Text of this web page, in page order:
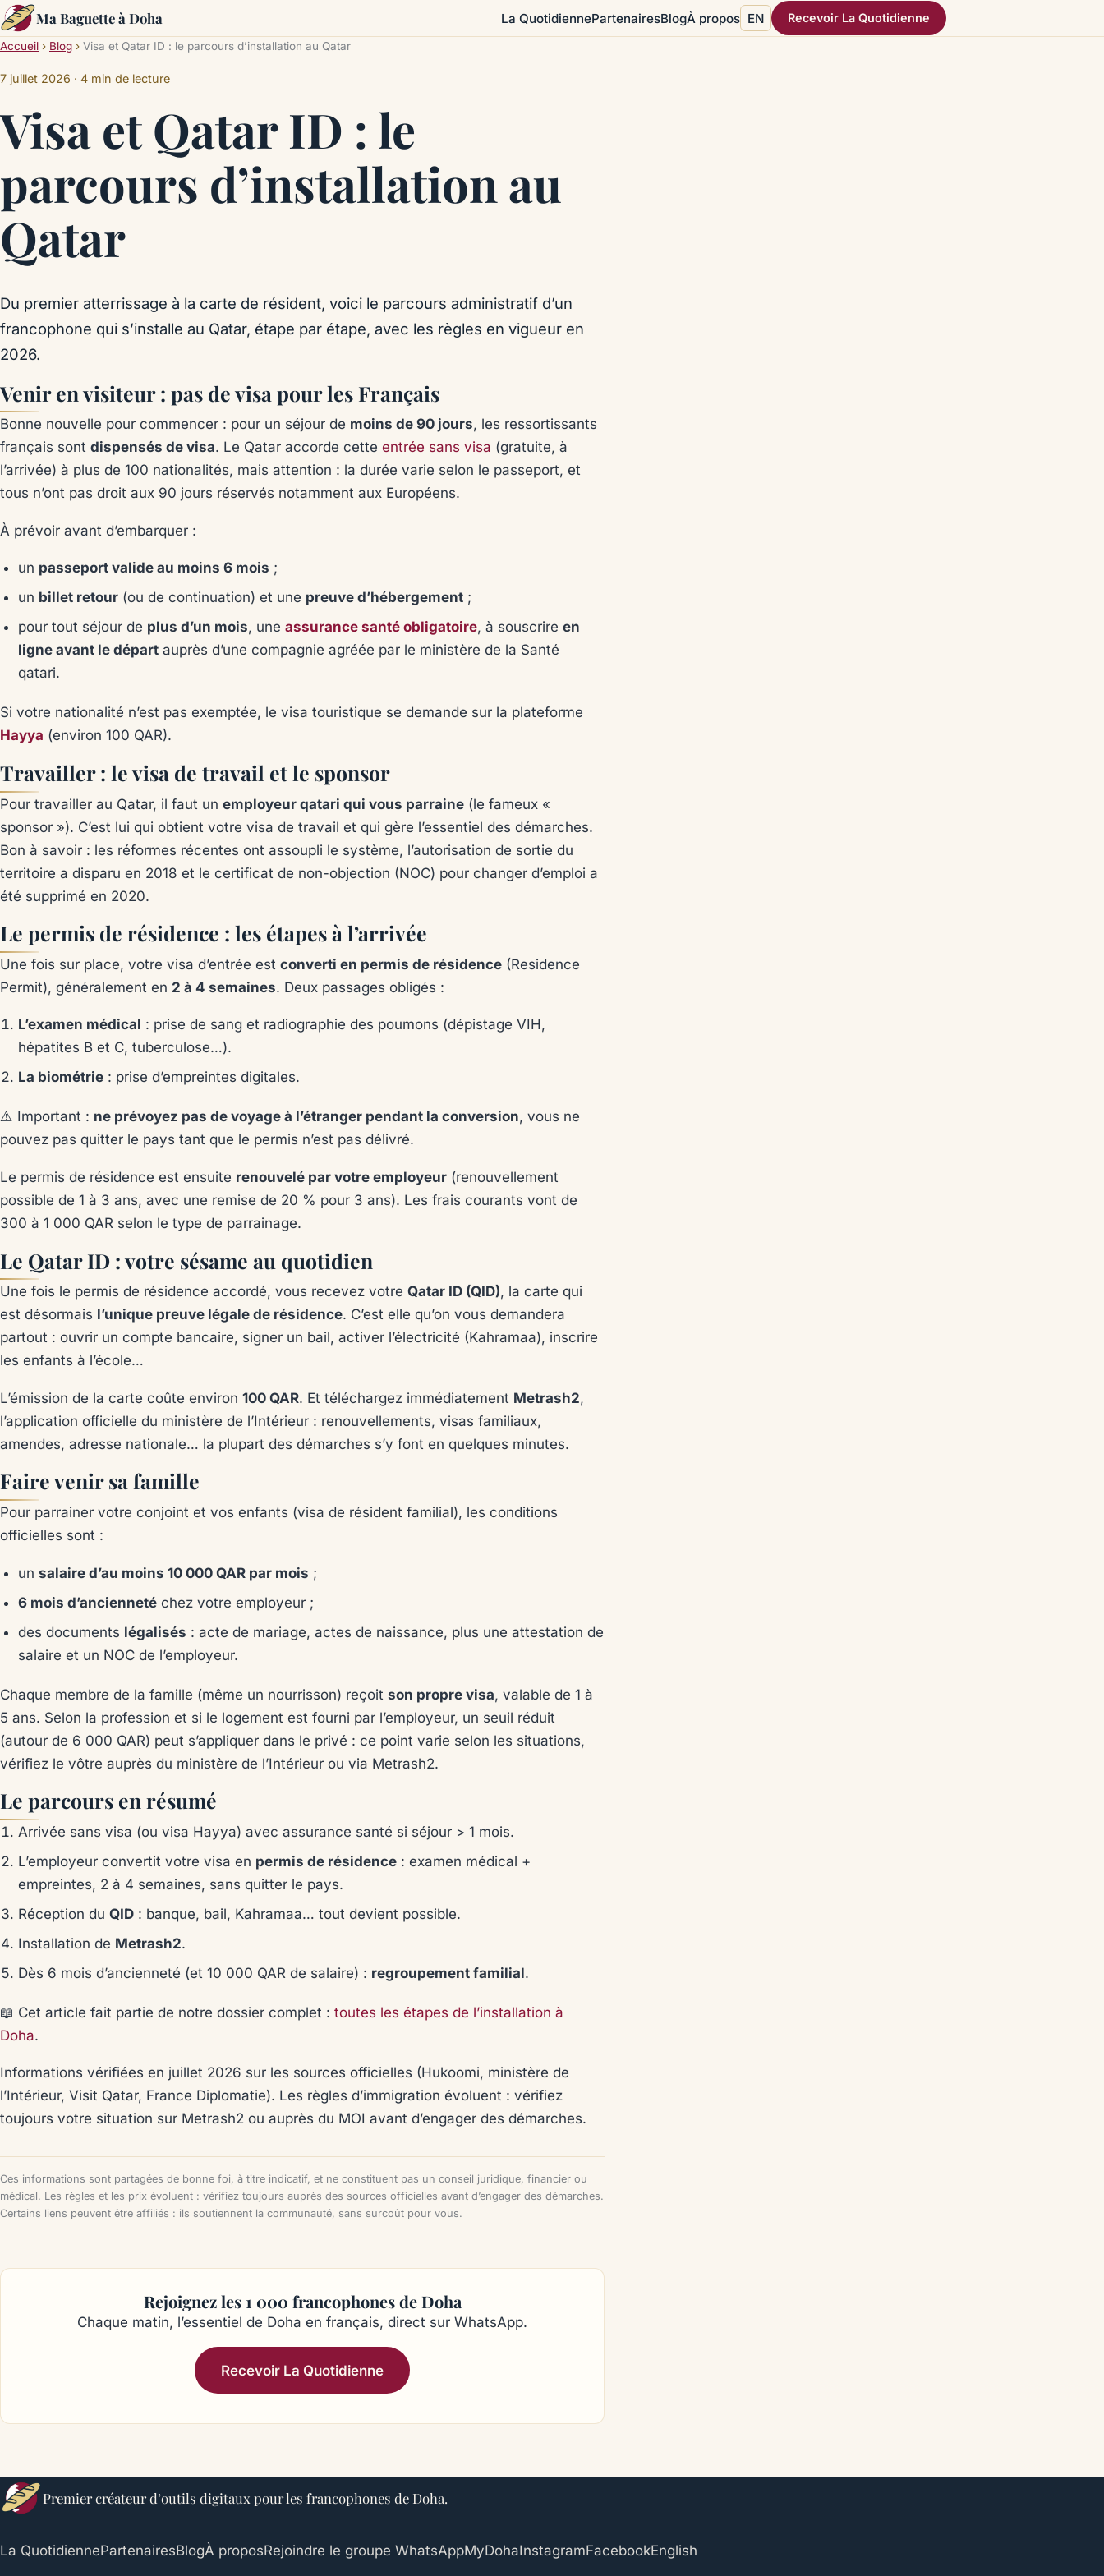
Ma Baguette à Doha La QuotidiennePartenairesBlogÀ propos EN Recevoir La Quotidienne
Accueil › Blog › Visa et Qatar ID : le parcours d’installation au Qatar
7 juillet 2026 · 4 min de lecture
Visa et Qatar ID : le
parcours d’installation au
Qatar
Du premier atterrissage à la carte de résident, voici le parcours administratif d’un
francophone qui s’installe au Qatar, étape par étape, avec les règles en vigueur en
2026.
Venir en visiteur : pas de visa pour les Français
Bonne nouvelle pour commencer : pour un séjour de moins de 90 jours, les ressortissants
français sont dispensés de visa. Le Qatar accorde cette entrée sans visa (gratuite, à
l’arrivée) à plus de 100 nationalités, mais attention : la durée varie selon le passeport, et
tous n’ont pas droit aux 90 jours réservés notamment aux Européens.
À prévoir avant d’embarquer :
un passeport valide au moins 6 mois ;
un billet retour (ou de continuation) et une preuve d’hébergement ;
pour tout séjour de plus d’un mois, uneassurance santé obligatoire, à souscrireen
ligne avant le départ auprès d’une compagnie agréée par le ministère de la Santé
qatari.
Si votre nationalité n’est pas exemptée, le visa touristique se demande sur la plateforme
Hayya (environ 100 QAR).
Travailler : le visa de travail et le sponsor
Pour travailler au Qatar, il faut un employeur qatari qui vous parraine (le fameux «
sponsor »). C’est lui qui obtient votre visa de travail et qui gère l’essentiel des démarches.
Bon à savoir : les réformes récentes ont assoupli le système, l’autorisation de sortie du
territoire a disparu en 2018 et le certificat de non-objection (NOC) pour changer d’emploi a
été supprimé en 2020.
Le permis de résidence : les étapes à l’arrivée
Une fois sur place, votre visa d’entrée est converti en permis de résidence (Residence
Permit), généralement en 2 à 4 semaines. Deux passages obligés :
L’examen médical : prise de sang et radiographie des poumons (dépistage VIH,
hépatites B et C, tuberculose…).
La biométrie : prise d’empreintes digitales.
⚠️ Important : ne prévoyez pas de voyage à l’étranger pendant la conversion, vous ne
pouvez pas quitter le pays tant que le permis n’est pas délivré.
Le permis de résidence est ensuite renouvelé par votre employeur (renouvellement
possible de 1 à 3 ans, avec une remise de 20 % pour 3 ans). Les frais courants vont de
300 à 1 000 QAR selon le type de parrainage.
Le Qatar ID : votre sésame au quotidien
Une fois le permis de résidence accordé, vous recevez votre Qatar ID (QID), la carte qui
est désormais l’unique preuve légale de résidence. C’est elle qu’on vous demandera
partout : ouvrir un compte bancaire, signer un bail, activer l’électricité (Kahramaa), inscrire
les enfants à l’école…
L’émission de la carte coûte environ 100 QAR. Et téléchargez immédiatement Metrash2,
l’application officielle du ministère de l’Intérieur : renouvellements, visas familiaux,
amendes, adresse nationale… la plupart des démarches s’y font en quelques minutes.
Faire venir sa famille
Pour parrainer votre conjoint et vos enfants (visa de résident familial), les conditions
officielles sont :
unsalaire d’au moins 10 000 QAR par mois ;
6 mois d’ancienneté chez votre employeur ;
des documents légalisés : acte de mariage, actes de naissance, plus une attestation de
salaire et un NOC de l’employeur.
Chaque membre de la famille (même un nourrisson) reçoit son propre visa, valable de 1 à
5 ans. Selon la profession et si le logement est fourni par l’employeur, un seuil réduit
(autour de 6 000 QAR) peut s’appliquer dans le privé : ce point varie selon les situations,
vérifiez le vôtre auprès du ministère de l’Intérieur ou via Metrash2.
Le parcours en résumé
Arrivée sans visa (ou visa Hayya) avec assurance santé si séjour > 1 mois.
L’employeur convertit votre visa en permis de résidence : examen médical +
empreintes, 2 à 4 semaines, sans quitter le pays.
Réception duQID : banque, bail, Kahramaa… tout devient possible.
Installation de Metrash2.
Dès 6 mois d’ancienneté (et 10 000 QAR de salaire) : regroupement familial.
📖 Cet article fait partie de notre dossier complet : toutes les étapes de l’installation à
Doha.
Informations vérifiées en juillet 2026 sur les sources officielles (Hukoomi, ministère de
l’Intérieur, Visit Qatar, France Diplomatie). Les règles d’immigration évoluent : vérifiez
toujours votre situation sur Metrash2 ou auprès du MOI avant d’engager des démarches.
Ces informations sont partagées de bonne foi, à titre indicatif, et ne constituent pas un conseil juridique, financier ou
médical. Les règles et les prix évoluent : vérifiez toujours auprès des sources officielles avant d’engager des démarches.
Certains liens peuvent être affiliés : ils soutiennent la communauté, sans surcoût pour vous.
Rejoignez les 1 000 francophones de Doha
Chaque matin, l’essentiel de Doha en français, direct sur WhatsApp.
Recevoir La Quotidienne
Premier créateur d’outils digitaux pour les francophones de Doha.
La QuotidiennePartenairesBlogÀ proposRejoindre le groupe WhatsAppMyDohaInstagramFacebookEnglish